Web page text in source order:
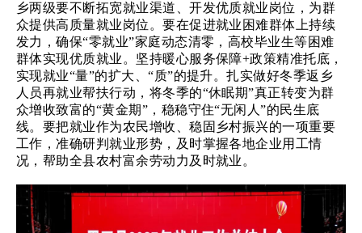
乡两级要不断拓宽就业渠道、开发优质就业岗位，为群
众提供高质量就业岗位。要在促进就业困难群体上持续
发力，确保“零就业”家庭动态清零，高校毕业生等困难
群体实现优质就业。坚持暖心服务保障+政策精准托底，
实现就业“量”的扩大、“质”的提升。扎实做好冬季返乡
人员再就业帮扶行动，将冬季的“休眠期”真正转变为群
众增收致富的“黄金期”，稳稳守住“无闲人”的民生底
线。要把就业作为农民增收、稳固乡村振兴的一项重要
工作，准确研判就业形势，及时掌握各地企业用工情
况，帮助全县农村富余劳动力及时就业。